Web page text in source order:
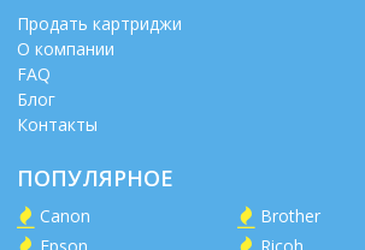
Продать картриджи
О компании
FAQ
Блог
Контакты
ПОПУЛЯРНОЕ
Canon
Brother